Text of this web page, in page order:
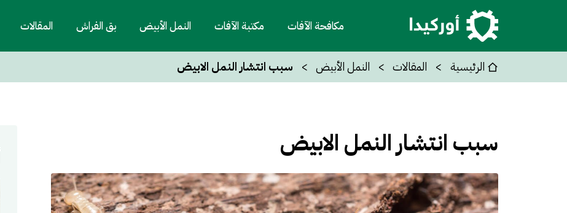
مكافحة الآفات مكتبة الآفات النمل الأبيض بق الفراش المقالات
الرئيسية المقالات النمل الأبيض سبب انتشار النمل الابيض
سبب انتشار النمل الابيض